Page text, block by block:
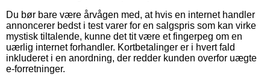
Du bør bare være årvågen med, at hvis en internet handler
annoncerer bedst i test varer for en salgspris som kan virke
mystisk tiltalende, kunne det tit være et fingerpeg om en
uærlig internet forhandler. Kortbetalinger er i hvert fald
inkluderet i en anordning, der redder kunden overfor uægte
e-forretninger.